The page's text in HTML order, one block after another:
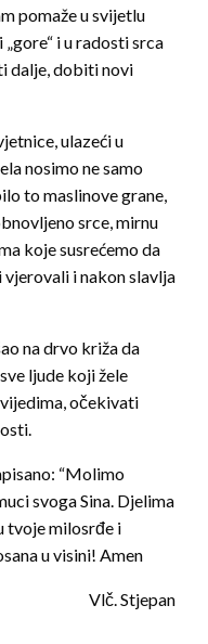
pomaže u svijetlu
i u radosti srca
dalje, dobiti novi
ulazeći u
nosimo ne samo
to maslinove grane,
srce, mirnu
koje susrećemo da
i nakon slavlja
na drvo križa da
ljude koji žele
očekivati
“Molimo
svoga Sina. Djelima
tvoje milosrđe i
u visini! Amen
Vlč. Stjepan